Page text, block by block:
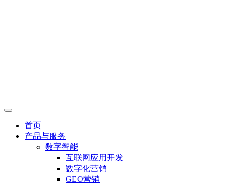
首页
产品与服务
数字智能
互联网应用开发
数字化营销
GEO营销